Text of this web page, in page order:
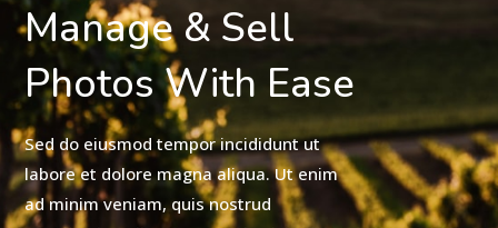
Manage & Sell
Photos With Ease
Sed do eiusmod tempor incididunt ut
labore et dolore magna aliqua. Ut enim
ad minim veniam, quis nostrud